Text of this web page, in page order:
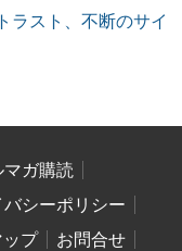
ラスト、不断のサイ
マガ購読
バシーポリシー
プ
お問合せ